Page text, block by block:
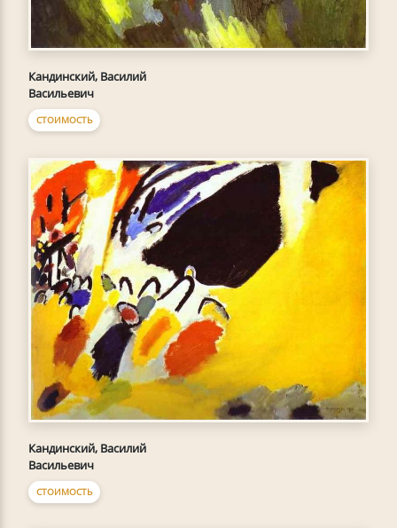
Кандинский, Василий
Васильевич
СТОИМОСТЬ
Кандинский, Василий
Васильевич
СТОИМОСТЬ